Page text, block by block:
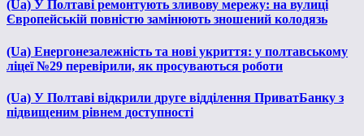
(Ua) У Полтаві ремонтують зливову мережу: на вулиці
Європейській повністю замінюють зношений колодязь
(Ua) Енергонезалежність та нові укриття: у полтавському
ліцеї №29 перевірили, як просуваються роботи
(Ua) У Полтаві відкрили друге відділення ПриватБанку з
підвищеним рівнем доступності